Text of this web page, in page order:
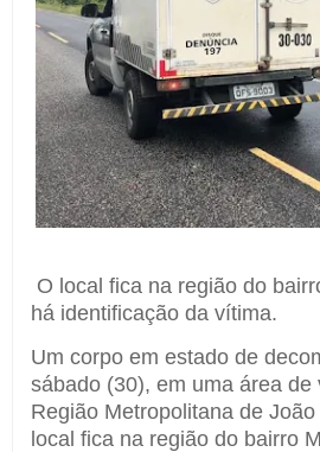
O local fica na região do
há identificação da vítima.
Um corpo em estado de
sábado (30), em uma área
Região Metropolitana de
local fica na região do bairro